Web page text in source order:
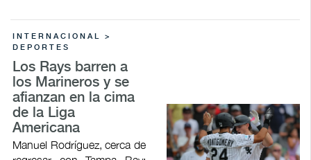
INTERNACIONAL >
DEPORTES
Los Rays barren a
los Marineros y se
afianzan en la cima
de la Liga
Americana
Manuel Rodríguez, cerca de